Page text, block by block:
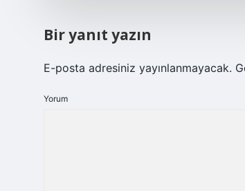
Bir yanıt yazın
E-posta adresiniz yayınlanmayacak.
Yorum